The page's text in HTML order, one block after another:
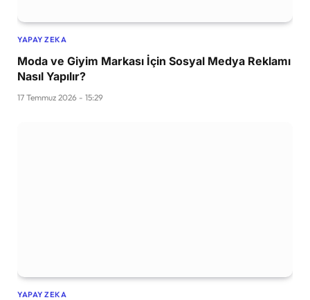
YAPAY ZEKA
Moda ve Giyim Markası İçin Sosyal Medya Reklamı
Nasıl Yapılır?
17 Temmuz 2026 - 15:29
YAPAY ZEKA